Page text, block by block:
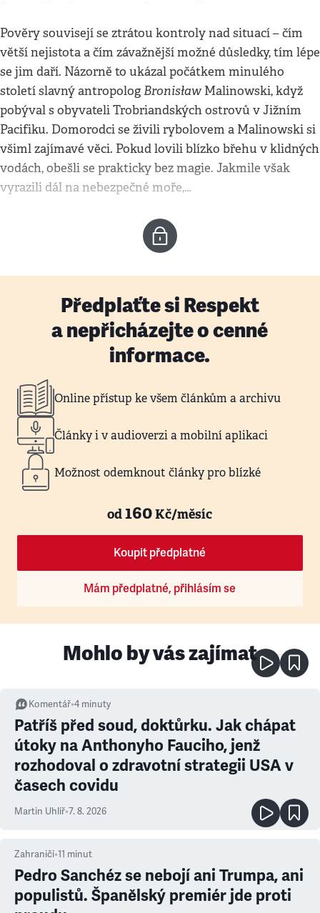
Pověry souvisejí se ztrátou kontroly nad situací – čím
větší nejistota a čím závažnější možné důsledky, tím lépe
se jim daří. Názorně to ukázal počátkem minulého
století slavný antropologBronisław Malinowski, když
pobýval s obyvateli Trobriandských ostrovů v Jižním
Pacifiku. Domorodci se živili rybolovem a Malinowski si
všiml zajímavé věci. Pokud lovili blízko břehu v klidných
vodách, obešli se prakticky bez magie. Jakmile však
vyrazili dál na nebezpečné moře,…
Předplaťte si Respekt
a nepřicházejte o cenné
informace.
Online přístup ke všem článkům a archivu
Články i v audioverzi a mobilní aplikaci
Možnost odemknout články pro blízké
od160Kč/měsíc
Koupit předplatné
Mám předplatné, přihlásím se
Mohlo by vás zajímat
Komentář•4 minuty
Patříš před soud, doktůrku. Jak chápat
útoky na Anthonyho Fauciho, jenž
rozhodoval o zdravotní strategii USA v
časech covidu
Martin Uhlíř•7. 8. 2026
Zahraničí•11 minut
Pedro Sanchéz se nebojí ani Trumpa, ani
populistů. Španělský premiér jde proti